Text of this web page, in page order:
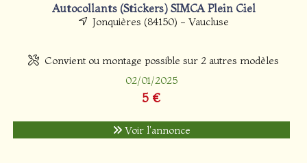
Autocollants (Stickers) SIMCA Plein Ciel
Jonquières (84150) - Vaucluse
Convient ou montage possible sur 2 autres modèles
02/01/2025
5 €
Voir l'annonce